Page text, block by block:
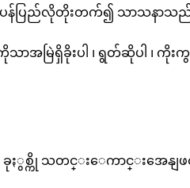
မိန့်
ကြား
န်ပြည်လိုတိုးတက်၍ သာသနာသည် န
အမြဲရှိခိုးပါ ၊ ရွတ်ဆိုပါ ၊ ကိုး
ႏွစ္ကို သတင္းေကာင္းအေနျဖ